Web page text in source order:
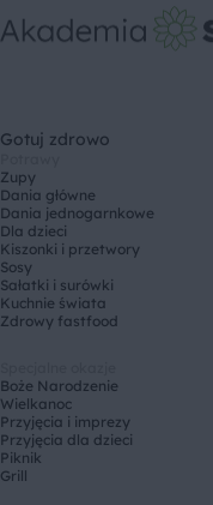
Gotuj zdrowo
Zupy
Dania główne
Dania jednogarnkowe
Dla dzieci
Kiszonki i przetwory
Sosy
Sałatki i surówki
Kuchnie świata
Zdrowy fastfood
Boże Narodzenie
Wielkanoc
Przyjęcia i imprezy
Przyjęcia dla dzieci
Piknik
Grill